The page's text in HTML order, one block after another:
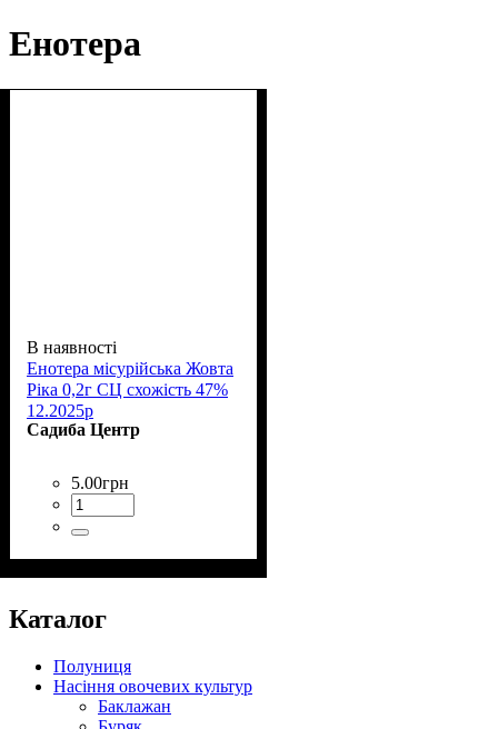
Енотера
В наявності
Енотера місурійська Жовта
Ріка 0,2г СЦ схожість 47%
12.2025р
Садиба Центр
5.00грн
Каталог
Полуниця
Насіння овочевих культур
Баклажан